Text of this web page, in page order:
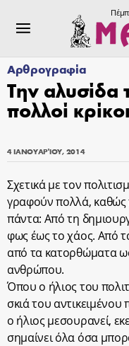
Αρθρογραφία
Την αλυσίδα
πολλοί
4 ΙΑΝΟΥΑΡΊΟΥ, 2014
Σχετικά με τον
γραφούν πολλά, καθώς
πάντα: Από τη
φως έως το χάος. Από
από τα κατορθώματα
ανθρώπου.
Όπου ο ήλιος του
σκιά του
ο ήλιος μεσουρανεί,
σημαίνει όλα όσα